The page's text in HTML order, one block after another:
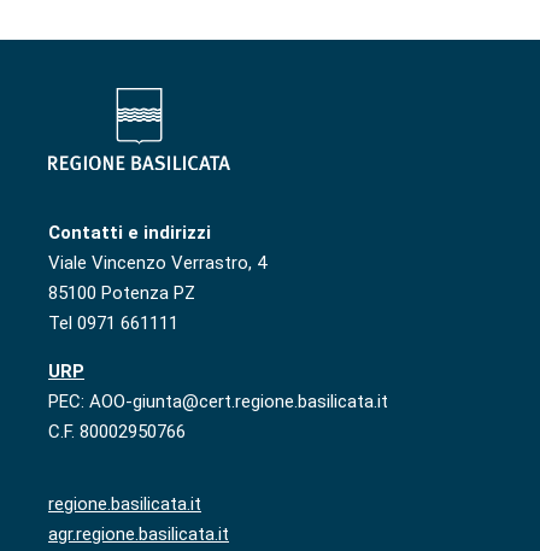
Contatti e indirizzi
Viale Vincenzo Verrastro, 4
85100 Potenza PZ
Tel 0971 661111
URP
PEC: AOO-giunta@cert.regione.basilicata.it
C.F. 80002950766
regione.basilicata.it
agr.regione.basilicata.it